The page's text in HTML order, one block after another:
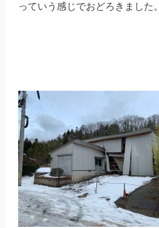
っていう感じでおどろきました。